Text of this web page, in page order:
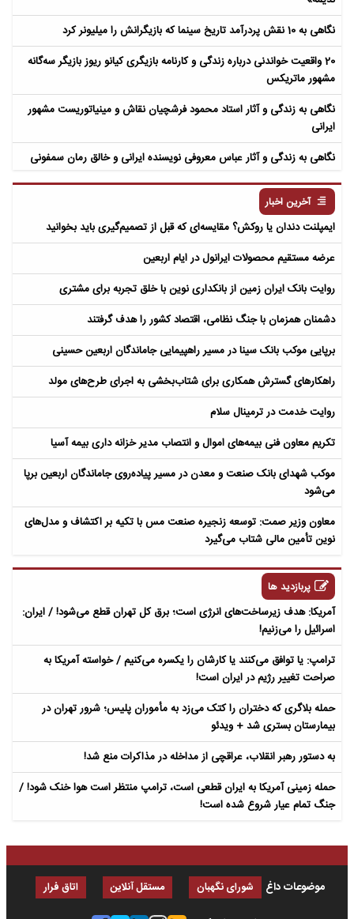
نگاهی به 10 نقش پردرآمد تاریخ سینما که بازیگرانش را میلیونر کرد
20 واقعیت خواندنی درباره زندگی و کارنامه بازیگری کیانو ریوز بازیگر سه‌گانه
مشهور ماتریکس
نگاهی به زندگی و آثار استاد محمود فرشچیان نقاش و مینیاتوریست مشهور
ایرانی
نگاهی به زندگی و آثار عباس معروفی نویسنده ایرانی و خالق رمان سمفونی
آخرین اخبار
ایمپلنت دندان یا روکش؟ مقایسه‌ای که قبل از تصمیم‌گیری باید بخوانید
عرضه مستقیم محصولات ایرانول در ایام اربعین
روایت بانک ایران زمین از بانکداری نوین با خلق تجربه برای مشتری
دشمنان همزمان با جنگ نظامی، اقتصاد کشور را هدف گرفتند
برپایی موکب بانک سینا در مسیر راهپیمایی جاماندگان اربعین حسینی
راهکارهای گسترش همکاری برای شتاب‌بخشی به اجرای طرح‌های مولد​
روایت خدمت در ترمینال سلام
تکریم معاون فنی بیمه‌های اموال و انتصاب مدیر خزانه داری بیمه آسیا
موکب شهدای بانک صنعت و معدن در مسیر پیاده‌روی جاماندگان اربعین برپا
می‌شود
معاون وزیر صمت: توسعه زنجیره صنعت مس با تکیه بر اکتشاف و مدل‌های
نوین تأمین مالی شتاب می‌گیرد
پربازدید ها
آمریکا: هدف زیرساخت‌های انرژی است؛ برق کل تهران قطع می‌شود! / ایران:
اسرائیل را می‌زنیم!
ترامپ: یا توافق می‌کنند یا کارشان را یکسره می‌کنیم / خواسته آمریکا به
صراحت تغییر رژیم در ایران است!
حمله بلاگری که دختران را کتک می‌زد به مأموران پلیس؛ شرور تهران در
بیمارستان بستری شد + ویدئو
به دستور رهبر انقلاب، عراقچی از مداخله در مذاکرات منع شد!
حمله زمینی آمریکا به ایران قطعی است، ترامپ منتظر است هوا خنک شود! /
جنگ تمام عیار شروع شده است!
موضوعات داغ شورای نگهبان مستقل آنلاین اتاق فرار